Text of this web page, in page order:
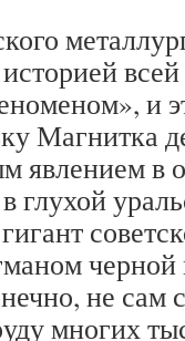
и
Магнитка
явлением в
глухой
не сам
многих